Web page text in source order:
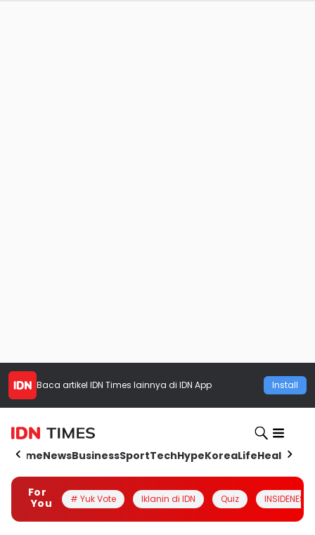
Baca artikel IDN Times lainnya di IDN App Install
HomeNewsBusinessSportTechHypeKoreaLifeHealth
For
You
# Yuk Vote Iklanin di IDN Quiz INSIDENESIA